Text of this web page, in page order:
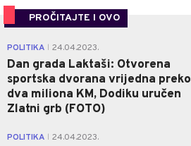
PROČITAJTE I OVO
POLITIKA 24.04.2023.
Dan grada Laktaši: Otvorena
sportska dvorana vrijedna preko
dva miliona KM, Dodiku uručen
Zlatni grb (FOTO)
POLITIKA 24.04.2023.